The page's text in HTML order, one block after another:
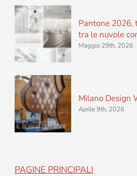
Pantone 2026,
tra le nuvole
Maggio 29th, 2026
Milano Design
Aprile 9th, 2026
PAGINE PRINCIPALI